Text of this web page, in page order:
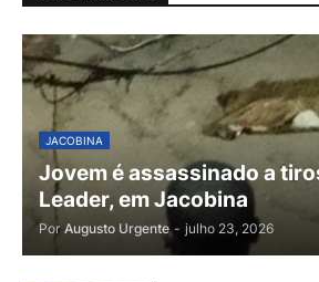
JACOBINA
Jovem é assassinado a
Leader, em Jacobina
Por Augusto Urgente - julho 23, 2026